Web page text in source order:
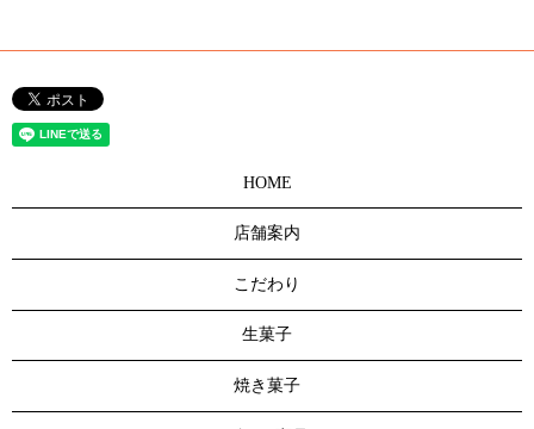
HOME
店舗案内
こだわり
生菓子
焼き菓子